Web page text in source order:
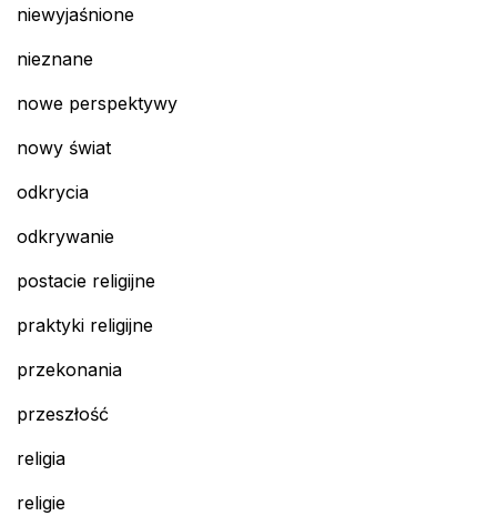
niewyjaśnione
nieznane
nowe perspektywy
nowy świat
odkrycia
odkrywanie
postacie religijne
praktyki religijne
przekonania
przeszłość
religia
religie